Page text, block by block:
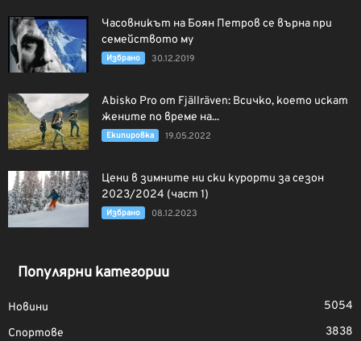
Часовникът на Боян Петров се върна при
семейството му
Избрано 30.12.2019
Abisko Pro от Fjällräven: Всичко, което искат
жените по време на...
Екипировка 19.05.2022
Цени в зимните ни ски курорти за сезон
2023/2024 (част 1)
Избрано 08.12.2023
Популярни категории
Новини
5054
Спортове
3838